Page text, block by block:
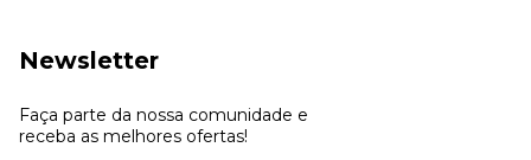
Newsletter
Faça parte da nossa comunidade e
receba as melhores ofertas!